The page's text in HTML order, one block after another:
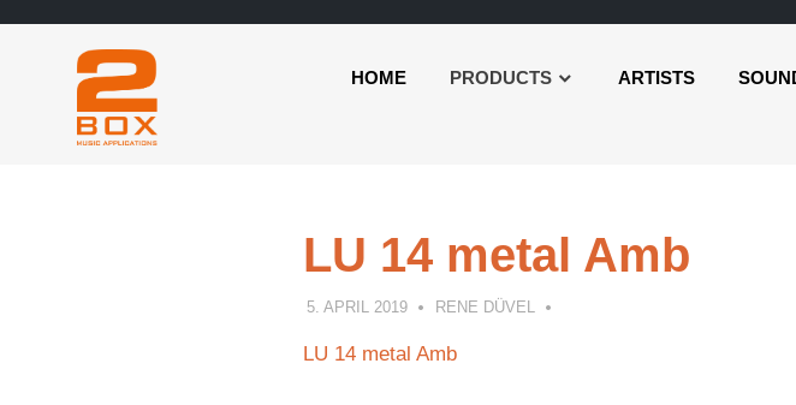
HOME PRODUCTS ARTISTS
LU 14 metal Amb
5. APRIL 2019 RENE DÜVEL
LU 14 metal Amb